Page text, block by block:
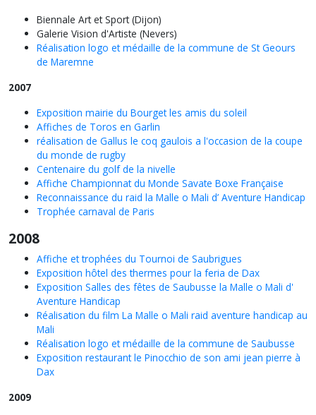
Biennale Art et Sport (Dijon)
Galerie Vision d'Artiste (Nevers)
Réalisation logo et médaille de la commune de St Geours
de Maremne
2007
Exposition mairie du Bourget les amis du soleil
Affiches de Toros en Garlin
réalisation de Gallus le coq gaulois a l'occasion de la coupe
du monde de rugby
Centenaire du golf de la nivelle
Affiche Championnat du Monde Savate Boxe Française
Reconnaissance du raid la Malle o Mali d’ Aventure Handicap
Trophée carnaval de Paris
2008
Affiche et trophées du Tournoi de Saubrigues
Exposition hôtel des thermes pour la feria de Dax
Exposition Salles des fêtes de Saubusse la Malle o Mali d'
Aventure Handicap
Réalisation du film La Malle o Mali raid aventure handicap au
Mali
Réalisation logo et médaille de la commune de Saubusse
Exposition restaurant le Pinocchio de son ami jean pierre à
Dax
2009